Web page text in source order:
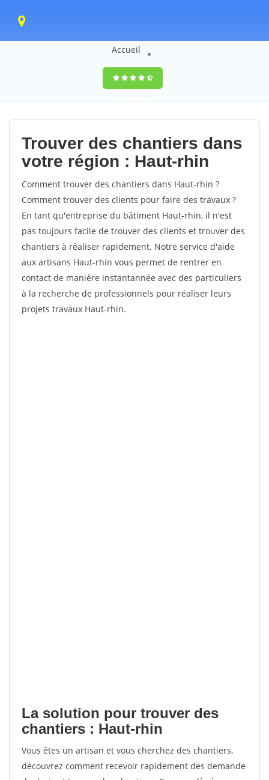
Accueil
9,5(100%)0
votes
Trouver des chantiers dans
votre région : Haut-rhin
Comment trouver des chantiers dans Haut-rhin ?
Comment trouver des clients pour faire des travaux ?
En tant qu'entreprise du bâtiment Haut-rhin, il n'est
pas toujours facile de trouver des clients et trouver des
chantiers à réaliser rapidement. Notre service d'aide
aux artisans Haut-rhin vous permet de rentrer en
contact de manière instantannée avec des particuliers
à la recherche de professionnels pour réaliser leurs
projets travaux Haut-rhin.
La solution pour trouver des
chantiers : Haut-rhin
Vous êtes un artisan et vous cherchez des chantiers,
découvrez comment recevoir rapidement des demande